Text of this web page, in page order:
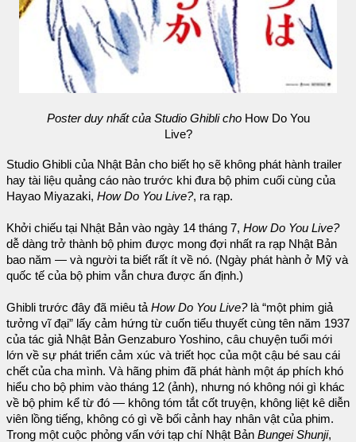
Poster duy nhất của Studio Ghibli choHow Do You
Live?
Studio Ghibli của Nhật Bản cho biết họ sẽ không phát hành trailer
hay tài liệu quảng cáo nào trước khi đưa bộ phim cuối cùng của
Hayao Miyazaki, How Do You Live?, ra rạp.
Khởi chiếu tại Nhật Bản vào ngày 14 tháng 7, How Do You Live?
dễ dàng trở thành bộ phim được mong đợi nhất ra rạp Nhật Bản
bao năm — và người ta biết rất ít về nó. (Ngày phát hành ở Mỹ và
quốc tế của bộ phim vẫn chưa được ấn định.)
Ghibli trước đây đã miêu tả How Do You Live?là “một phim giả
tưởng vĩ đại” lấy cảm hứng từ cuốn tiểu thuyết cùng tên năm 1937
của tác giả Nhật Bản Genzaburo Yoshino, câu chuyện tuổi mới
lớn về sự phát triển cảm xúc và triết học của một cậu bé sau cái
chết của cha mình. Và hãng phim đã phát hành một áp phích khó
hiểu cho bộ phim vào tháng 12 (ảnh), nhưng nó không nói gì khác
về bộ phim kể từ đó — không tóm tắt cốt truyện, không liệt kê diễn
viên lồng tiếng, không có gì về bối cảnh hay nhân vật của phim.
Trong một cuộc phỏng vấn với tạp chí Nhật Bản Bungei Shunji,